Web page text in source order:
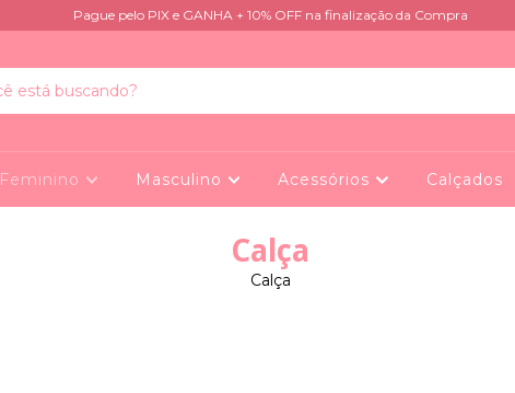
Pague pelo PIX e GANHA + 10% OFF na finalização da Compra
Feminino Masculino Acessórios Calçados
Calça
Calça